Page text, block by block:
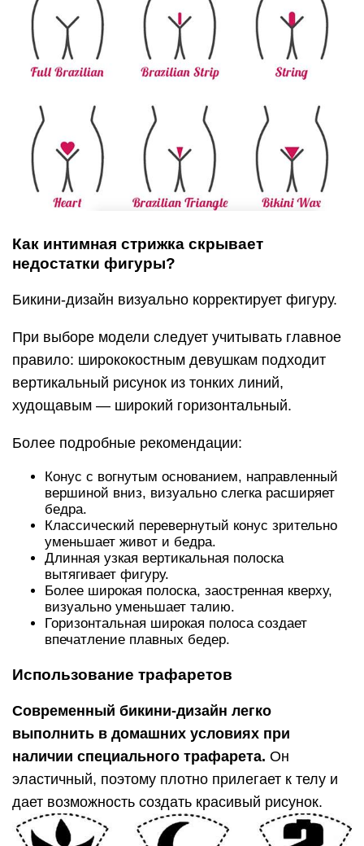
Как интимная стрижка скрывает
недостатки фигуры?
Бикини-дизайн визуально корректирует фигуру.
При выборе модели следует учитывать главное
правило: ширококостным девушкам подходит
вертикальный рисунок из тонких линий,
худощавым — широкий горизонтальный.
Более подробные рекомендации:
Конус с вогнутым основанием, направленный
вершиной вниз, визуально слегка расширяет
бедра.
Классический перевернутый конус зрительно
уменьшает живот и бедра.
Длинная узкая вертикальная полоска
вытягивает фигуру.
Более широкая полоска, заостренная кверху,
визуально уменьшает талию.
Горизонтальная широкая полоса создает
впечатление плавных бедер.
Использование трафаретов
Современный бикини-дизайн легко
выполнить в домашних условиях при
наличии специального трафарета. Он
эластичный, поэтому плотно прилегает к телу и
дает возможность создать красивый рисунок.